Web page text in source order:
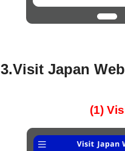
3.Visit Japan
(1)